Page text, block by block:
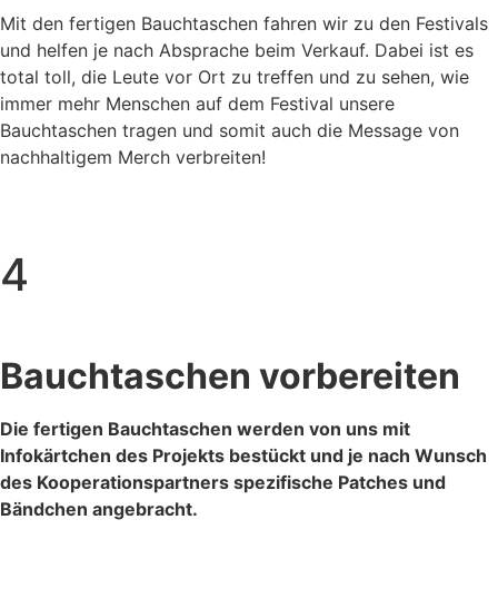
Mit den fertigen Bauchtaschen fahren wir zu den Festivals
und helfen je nach Absprache beim Verkauf. Dabei ist es
total toll, die Leute vor Ort zu treffen und zu sehen, wie
immer mehr Menschen auf dem Festival unsere
Bauchtaschen tragen und somit auch die Message von
nachhaltigem Merch verbreiten!
4
Bauchtaschen vorbereiten
Die fertigen Bauchtaschen werden von uns mit
Infokärtchen des Projekts bestückt und je nach Wunsch
des Kooperationspartners spezifische Patches und
Bändchen angebracht.